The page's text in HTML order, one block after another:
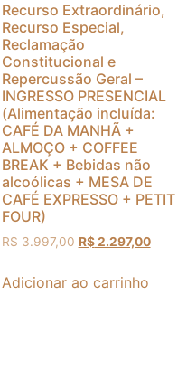
Recurso Extraordinário,
Recurso Especial,
Reclamação
Constitucional e
Repercussão Geral –
INGRESSO PRESENCIAL
(Alimentação incluída:
CAFÉ DA MANHÃ +
ALMOÇO + COFFEE
BREAK + Bebidas não
alcoólicas + MESA DE
CAFÉ EXPRESSO + PETIT
FOUR)
R$3.997,00 R$2.297,00
Adicionar ao carrinho